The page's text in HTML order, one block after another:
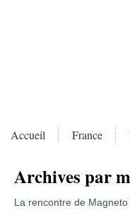
Accueil France
Archives par
La rencontre de